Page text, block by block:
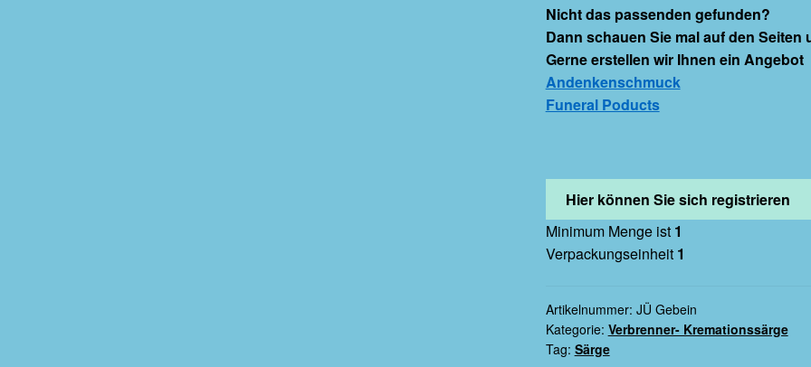
Nicht das passenden gefunden?
Dann schauen Sie malauf den Seiten
Gerne erstellen wir Ihnen ein Angebot
Andenkenschmuck
Funeral Poducts
Hier können Sie sich registrieren
Minimum Menge ist 1
Verpackungseinheit 1
Artikelnummer: JÜ Gebein
Kategorie: Verbrenner- Kremationssärge
Tag: Särge